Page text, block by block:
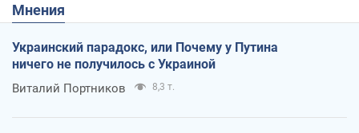
Мнения
Украинский парадокс, или Почему у Путина
ничего не получилось с Украиной
Виталий Портников 8,3 т.